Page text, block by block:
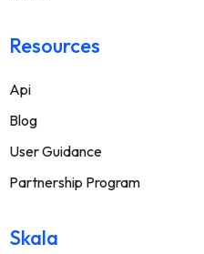
Resources
Api
Blog
User Guidance
Partnership Program
Skala